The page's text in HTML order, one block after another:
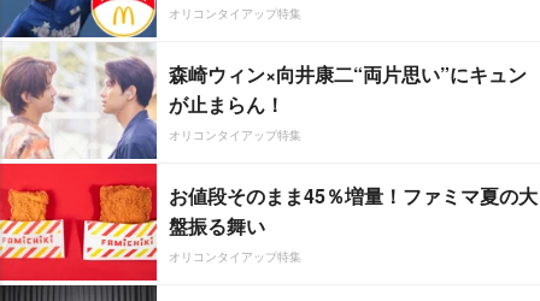
オリコンタイアップ特集
森崎ウィン×向井康二“両片思い”にキュン
が止まらん！
オリコンタイアップ特集
お値段そのまま45％増量！ファミマ夏の大
盤振る舞い
オリコンタイアップ特集